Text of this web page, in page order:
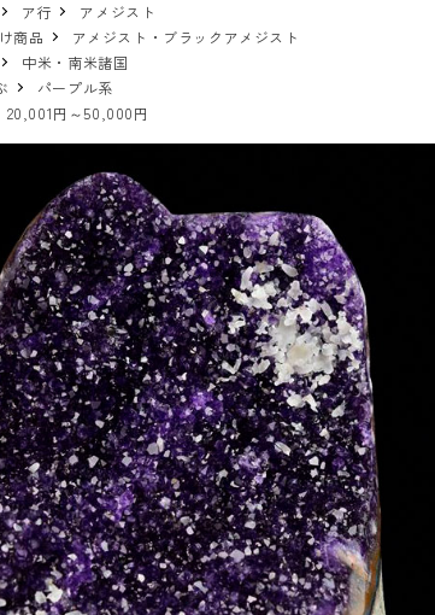
ア行
アメジスト
商品
アメジスト・ブラックアメジスト
中米・南米諸国
パープル系
20,001円～50,000円